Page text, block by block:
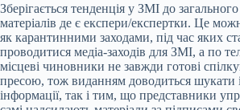
Зберігається тенденція у ЗМІ до
матеріалів де є експери/експертки. Це
як карантинними заходами, під час яких
проводитися медіа-заходів для ЗМІ, а по
місцеві чиновники не завжди готові
пресою, тож виданням доводиться шукати
інформації, так і тим, що представники